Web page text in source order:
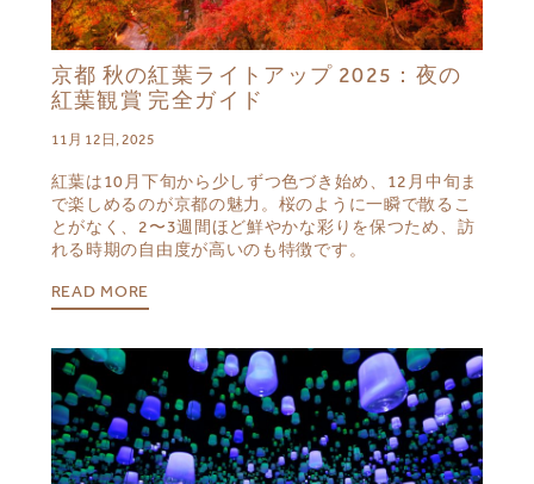
京都 秋の紅葉ライトアップ 2025：夜の
紅葉観賞 完全ガイド
11月 12日, 2025
紅葉は10月下旬から少しずつ色づき始め、12月中旬ま
で楽しめるのが京都の魅力。桜のように一瞬で散るこ
とがなく、2〜3週間ほど鮮やかな彩りを保つため、訪
れる時期の自由度が高いのも特徴です。
READ MORE